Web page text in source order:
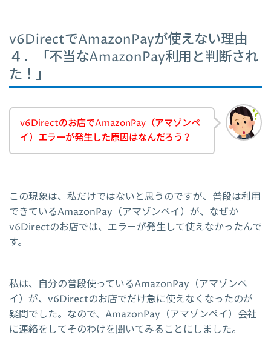
v6DirectでAmazonPayが使えない理由
４．「不当なAmazonPay利用と判断され
た！」
v6Directのお店でAmazonPay（アマゾンペ
イ）エラーが発生した原因はなんだろう？
この現象は、私だけではないと思うのですが、普段は利用
できているAmazonPay（アマゾンペイ）が、なぜか
v6Directのお店では、エラーが発生して使えなかったんで
す。
私は、自分の普段使っているAmazonPay（アマゾンペ
イ）が、v6Directのお店でだけ急に使えなくなったのが
疑問でした。なので、AmazonPay（アマゾンペイ）会社
に連絡をしてそのわけを聞いてみることにしました。